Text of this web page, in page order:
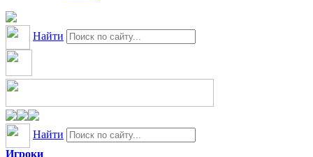
Найти
Найти
Игроки